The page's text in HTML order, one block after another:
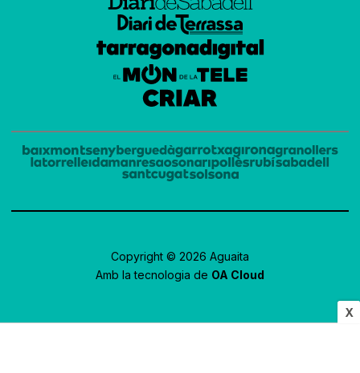
X
Copyright © 2026 Aguaita
Amb la tecnologia de OA Cloud